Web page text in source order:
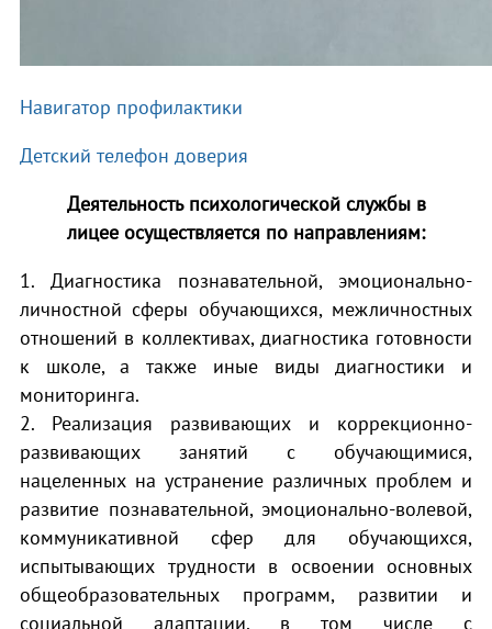
Навигатор профилактики
Детский телефон доверия
Деятельность психологической службы в
лицее осуществляется по направлениям:
1. Диагностика познавательной, эмоционально-
личностной сферы обучающихся, межличностных
отношений в коллективах, диагностика готовности
к школе, а также иные виды диагностики и
мониторинга.
2. Реализация развивающих и коррекционно-
развивающих занятий с обучающимися,
нацеленных на устранение различных проблем и
развитие познавательной, эмоционально-волевой,
коммуникативной сфер для обучающихся,
испытывающих трудности в освоении основных
общеобразовательных программ, развитии и
социальной адаптации, в том числе с